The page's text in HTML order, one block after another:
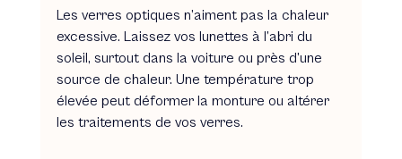
Les verres optiques n’aiment pas la chaleur
excessive. Laissez vos lunettes à l’abri du
soleil, surtout dans la voiture ou près d’une
source de chaleur. Une température trop
élevée peut déformer la monture ou altérer
les traitements de vos verres.